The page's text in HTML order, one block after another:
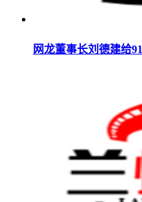
网龙董事长刘德建给